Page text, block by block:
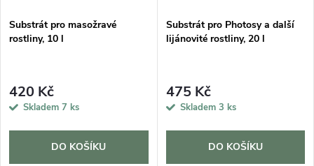
Substrát pro masožravé
rostliny, 10 l
420 Kč
Skladem 7 ks
DO KOŠÍKU
Substrát pro Photosy a další
lijánovité rostliny, 20 l
475 Kč
Skladem 3 ks
DO KOŠÍKU